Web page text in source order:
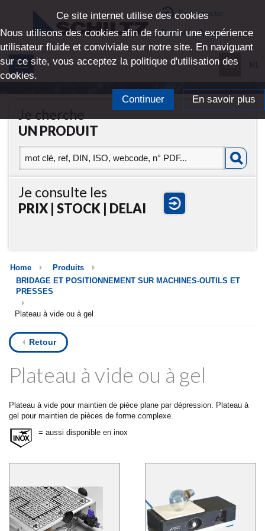
Se connecter
Demande d'accès
Toggle
navigation
FR NL
UN PRODUIT
Je consulte les
PRIX | STOCK | DELAI
Home
Produits
BRIDAGE ET POSITIONNEMENT SUR MACHINES-OUTILS ET
PRESSES
Plateau à vide ou à gel
Retour
Plateau à vide ou à gel
Plateau à vide pour maintien de pièce plane par dépression. Plateau à
gel pour maintien de pièces de forme complexe.
= aussi disponible en inox
Ce site internet utilise des cookies
Nous utilisons des cookies afin de fournir une expérience
utilisateur fluide et conviviale sur notre site. En naviguant
sur ce site, vous acceptez la politique d'utilisation des
cookies.
Continuer En savoir plus